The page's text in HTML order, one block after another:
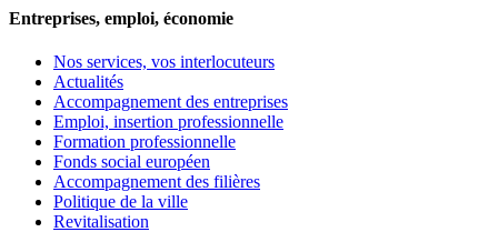
Entreprises, emploi, économie
Nos services, vos interlocuteurs
Actualités
Accompagnement des entreprises
Emploi, insertion professionnelle
Formation professionnelle
Fonds social européen
Accompagnement des filières
Politique de la ville
Revitalisation